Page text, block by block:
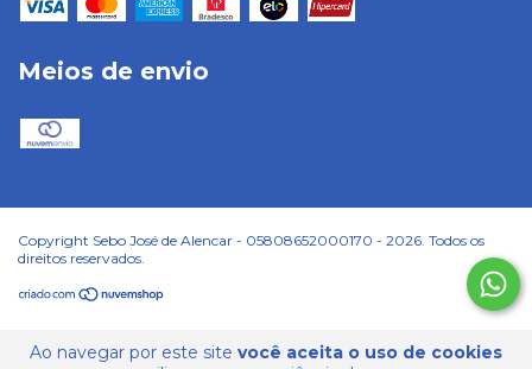
Ao navegar por este site você aceita o uso de cookies
Meios de envio
Copyright Sebo José de Alencar - 05808652000170 - 2026. Todos os
direitos reservados.